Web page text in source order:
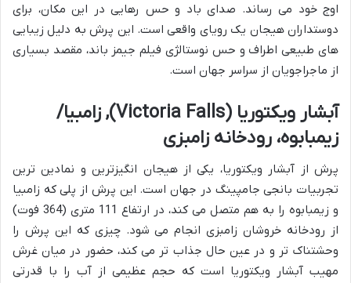
اوج خود می رساند. صدای باد و حس رهایی در این مکان، برای
دوستداران هیجان یک رویای واقعی است. این پرش به دلیل زیبایی
های طبیعی اطراف و حس نوستالژی فیلم جیمز باند، مقصد بسیاری
از ماجراجویان از سراسر جهان است.
آبشار ویکتوریا (Victoria Falls), زامبیا/
زیمبابوه، رودخانه زامبزی
پرش از آبشار ویکتوریا، یکی از هیجان انگیزترین و نمادین ترین
تجربیات بانجی جامپینگ در جهان است. این پرش از پلی که زامبیا
و زیمبابوه را به هم متصل می کند، در ارتفاع 111 متری (364 فوت)
از رودخانه خروشان زامبزی انجام می شود. چیزی که این پرش را
وحشتناک تر و در عین حال جذاب تر می کند، حضور در میان غرش
مهیب آبشار ویکتوریا است که حجم عظیمی از آب را با قدرتی